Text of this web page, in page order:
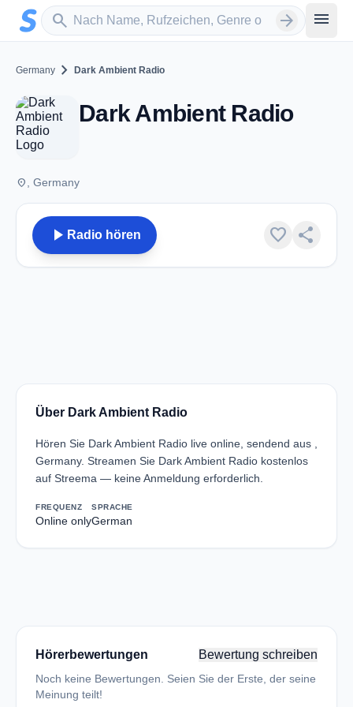
Zum Hauptinhalt springen
search
Sender suchen arrow_forward menu
Germany chevron_right Dark Ambient Radio
Dark Ambient Radio
place , Germany
play_arrow Radio hören favorite share
Über Dark Ambient Radio
Hören Sie Dark Ambient Radio live online, sendend aus ,
Germany. Streamen Sie Dark Ambient Radio kostenlos
auf Streema — keine Anmeldung erforderlich.
FREQUENZ
Online only
SPRACHE
German
Hörerbewertungen Bewertung schreiben
Noch keine Bewertungen. Seien Sie der Erste, der seine
Meinung teilt!